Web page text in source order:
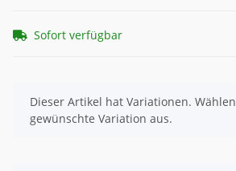
Sofort verfügbar
x
Dieser Artikel hat Variationen.
gewünschte Variation aus.